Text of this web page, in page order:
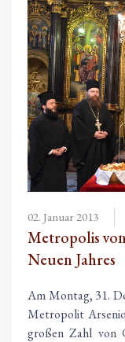
02. Januar 2013
Metropolis
Neuen Jahres
Am Montag, 31.
Metropolit
großen Zahl von